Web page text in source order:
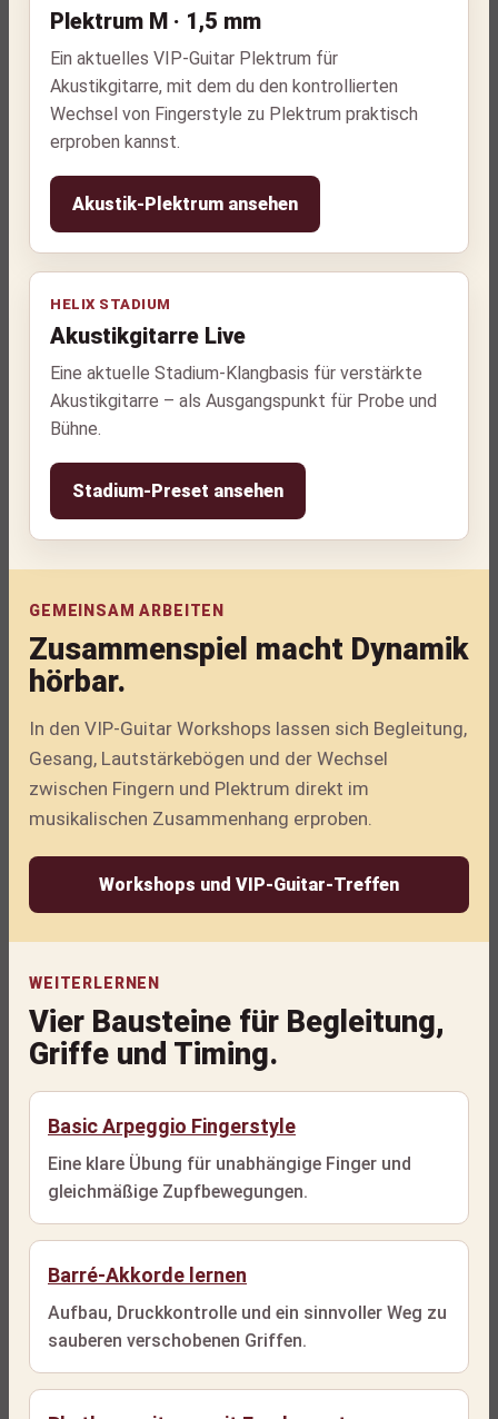
Plektrum M · 1,5 mm
Ein aktuelles VIP-Guitar Plektrum für
Akustikgitarre, mit dem du den kontrollierten
Wechsel von Fingerstyle zu Plektrum praktisch
erproben kannst.
Akustik-Plektrum ansehen
HELIX STADIUM
Akustikgitarre Live
Eine aktuelle Stadium-Klangbasis für verstärkte
Akustikgitarre – als Ausgangspunkt für Probe und
Bühne.
Stadium-Preset ansehen
GEMEINSAM ARBEITEN
Zusammenspiel macht Dynamik
hörbar.
In den VIP-Guitar Workshops lassen sich Begleitung,
Gesang, Lautstärkebögen und der Wechsel
zwischen Fingern und Plektrum direkt im
musikalischen Zusammenhang erproben.
Workshops und VIP-Guitar-Treffen
WEITERLERNEN
Vier Bausteine für Begleitung,
Griffe und Timing.
Basic Arpeggio Fingerstyle
Eine klare Übung für unabhängige Finger und
gleichmäßige Zupfbewegungen.
Barré-Akkorde lernen
Aufbau, Druckkontrolle und ein sinnvoller Weg zu
sauberen verschobenen Griffen.